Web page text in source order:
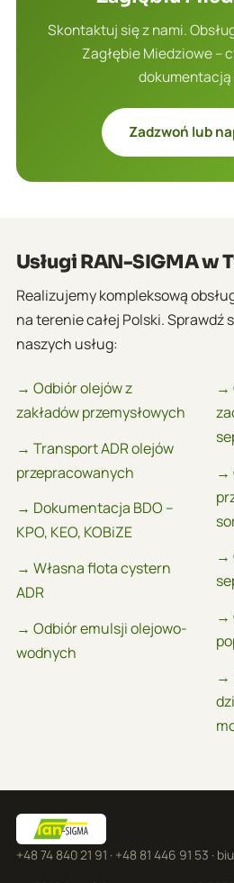
Skontaktuj się z nami.
Zagłębie Miedziowe –
dokumentacją
Zadzwoń lub
Usługi RAN-SIGMA w
Realizujemy kompleksową
na terenie całej Polski. Sprawdź
naszych usług:
→ Odbiór olejów z
zakładów przemysłowych
→ Transport ADR olejów
przepracowanych
→ Dokumentacja BDO –
KPO, KEO, KOBiZE
→ Własna flota cystern
ADR
→ Odbiór emulsji olejowo-
wodnych
→
→
→
→
→
+48 74 840 21 91 · +48 81 446 91 53 ·